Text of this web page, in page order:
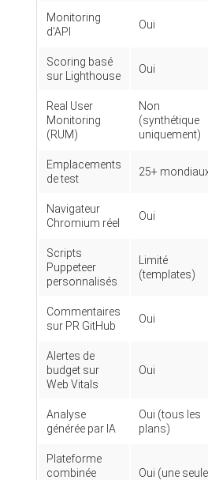
Monitoring
d'API
Oui
Scoring basé
sur Lighthouse
Oui
Real User
Monitoring
(RUM)
Non
(synthétique
uniquement)
Emplacements
de test
25+
Navigateur
Chromium réel
Oui
Scripts
Puppeteer
personnalisés
Limité
(templates)
Commentaires
sur PR GitHub
Oui
Alertes de
budget sur
Web Vitals
Oui
Analyse
générée par IA
Oui (tous les
plans)
Plateforme
combinée
Oui (une seule